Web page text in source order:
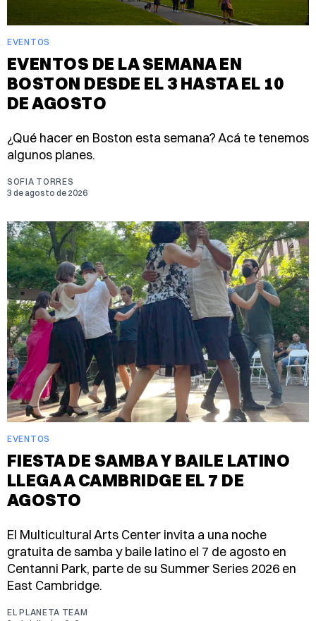
EVENTOS
EVENTOS DE LA SEMANA EN
BOSTON DESDE EL 3 HASTA EL 10
DE AGOSTO
¿Qué hacer en Boston esta semana? Acá te tenemos
algunos planes.
SOFIA TORRES
3 de agosto de 2026
EVENTOS
FIESTA DE SAMBA Y BAILE LATINO
LLEGA A CAMBRIDGE EL 7 DE
AGOSTO
El Multicultural Arts Center invita a una noche
gratuita de samba y baile latino el 7 de agosto en
Centanni Park, parte de su Summer Series 2026 en
East Cambridge.
EL PLANETA TEAM